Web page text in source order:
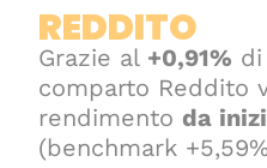
REDDITO
Grazie al +0,91%
comparto Reddito
rendimento da
(benchmark